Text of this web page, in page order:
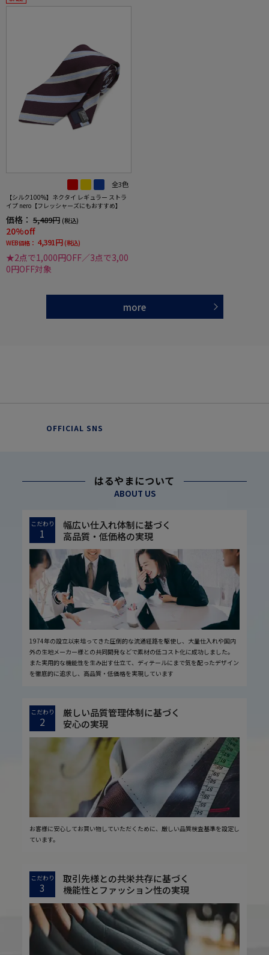
全3色
【シルク100%】ネクタイ レギュラー ストラ
イプ nero【フレッシャーズにもおすすめ】
価格： 5,489円 (税込)
20%off
WEB価格： 4,391円 (税込)
★2点で1,000円OFF／3点で3,00
0円OFF対象
more
OFFICIAL SNS
はるやまについて
ABOUT US
こだわり
1
幅広い仕入れ体制に基づく
高品質・低価格の実現
1974年の設立以来培ってきた圧倒的な流通経路を駆使し、大量仕入れや国内
外の生地メーカー様との共同開発などで素材の低コスト化に成功しました。
また実用的な機能性を生み出す仕立て、ディテールにまで気を配ったデザイン
を徹底的に追求し、高品質・低価格を実現しています
こだわり
2
厳しい品質管理体制に基づく
安心の実現
お客様に安心してお買い物していただくために、厳しい品質検査基準を設定し
ています。
こだわり
3
取引先様との共栄共存に基づく
機能性とファッション性の実現